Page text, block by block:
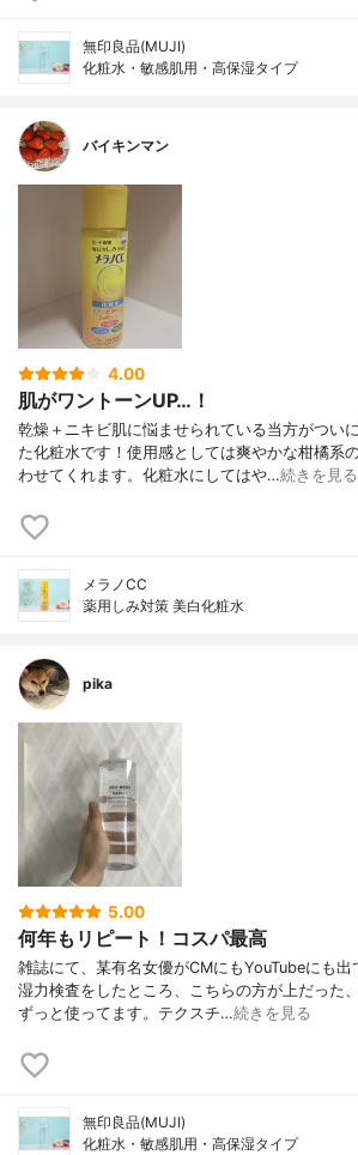
無印良品(MUJI)
化粧水・敏感肌用・高保湿タイプ
バイキンマン
4.00
肌がワントーンUP…！
乾燥＋ニキビ肌に悩ませられている当方がつい
た化粧水です！使用感としては爽やかな柑橘系
わせてくれます。化粧水にしてはや…続きを見る
メラノCC
薬用しみ対策 美白化粧水
pika
5.00
何年もリピート！コスパ最高
雑誌にて、某有名女優がCMにもYouTubeにも
湿力検査をしたところ、こちらの方が上だった
ずっと使ってます。テクスチ…続きを見る
無印良品(MUJI)
化粧水・敏感肌用・高保湿タイプ